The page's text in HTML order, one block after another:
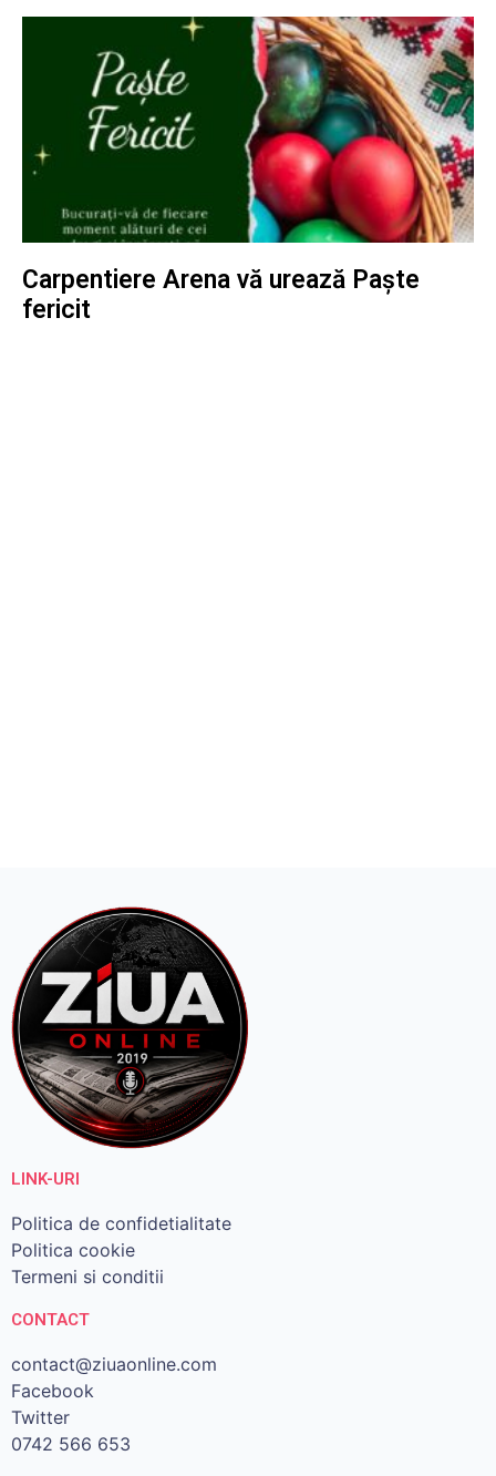
Carpentiere Arena vă urează Paște
fericit
LINK-URI
Politica de confidetialitate
Politica cookie
Termeni si conditii
CONTACT
contact@ziuaonline.com
Facebook
Twitter
0742 566 653